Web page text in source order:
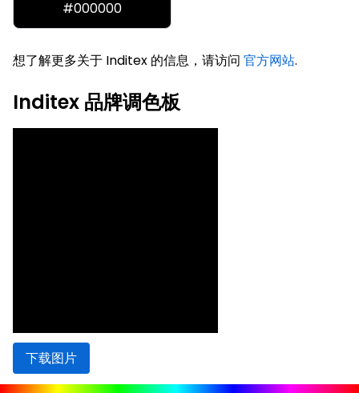
#000000
想了解更多关于 Inditex 的信息，请访问 官方网站.
Inditex 品牌调色板
下载图片